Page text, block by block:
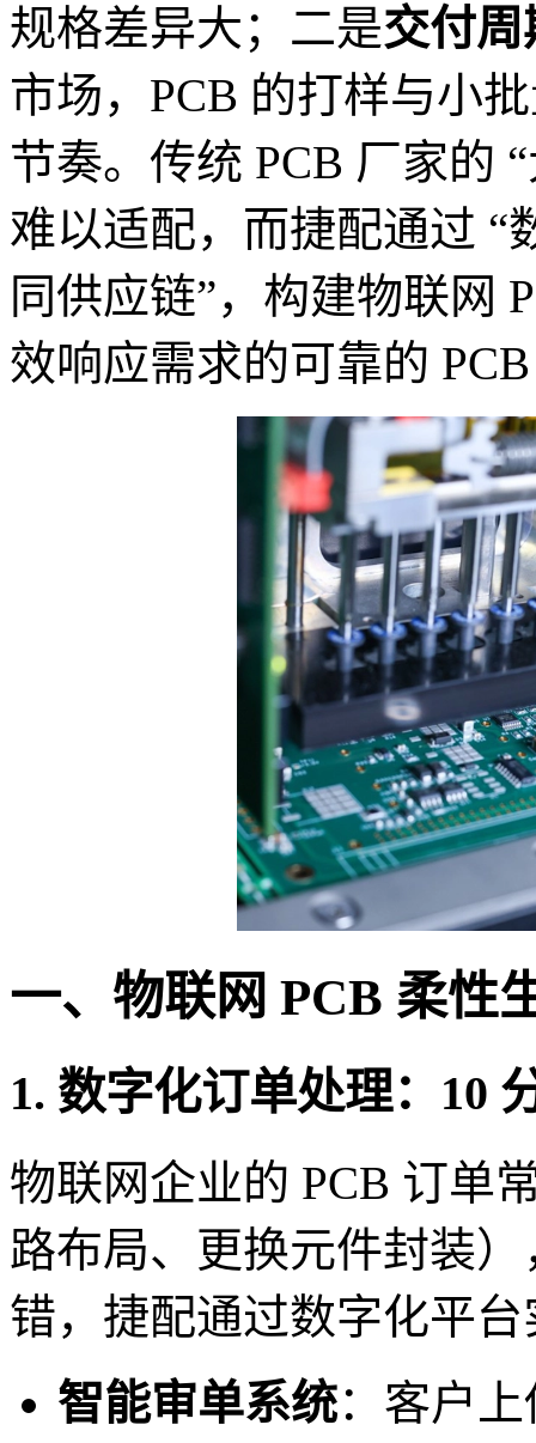
规格差异大；二是交付周
市场，PCB 的打样与小
节奏。传统 PCB 厂家的
难以适配，而捷配通过 “
同供应链”，构建物联网
效响应需求的可靠的
一、物联网 PCB 柔性
1. 数字化订单处理：10
物联网企业的 PCB 订单
路布局、更换元件封装
错，捷配通过数字化平
智能审单系统：客户